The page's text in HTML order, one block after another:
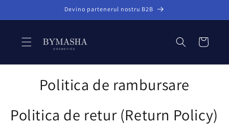
Devino partenerul nostru B2B
Coș
Politica de rambursare
Politica de retur (Return Policy)